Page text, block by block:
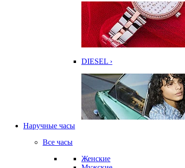
DIESEL ›
Наручные часы
Все часы
Женские